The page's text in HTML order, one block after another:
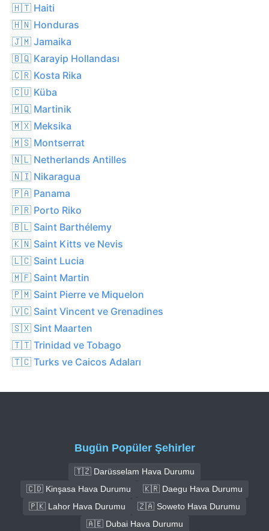
🇭🇹 Haiti
🇭🇳 Honduras
🇯🇲 Jamaika
🇧🇶 Karayip Hollandası
🇨🇷 Kosta Rika
🇨🇺 Küba
🇲🇶 Martinik
🇲🇽 Meksika
🇲🇸 Montserrat
🇳🇱 Netherlands Antilles
🇳🇮 Nikaragua
🇵🇦 Panama
🇵🇷 Porto Riko
🇧🇱 Saint Barthélemy
🇰🇳 Saint Kitts ve Nevis
🇱🇨 Saint Lucia
🇲🇫 Saint Martin
🇵🇲 Saint Pierre ve Miquelon
🇻🇨 Saint Vincent ve Grenadines
🇸🇽 Sint Maarten
🇹🇹 Trinidad ve Tobago
🇹🇨 Turks ve Caicos Adaları
Bugün Popüler Şehirler
🇹🇿 Darüsselam Hava Durumu
🇨🇩 Kinşasa Hava Durumu
🇰🇷 Daegu Hava Durumu
🇵🇰 Lahor Hava Durumu
🇿🇦 Soweto Hava Durumu
🇦🇪 Dubai Hava Durumu